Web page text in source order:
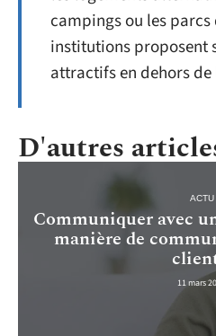
campings ou les parcs
institutions proposent
attractifs en dehors
D'autres
ACTU
Communiquer avec
manière de
11 mars